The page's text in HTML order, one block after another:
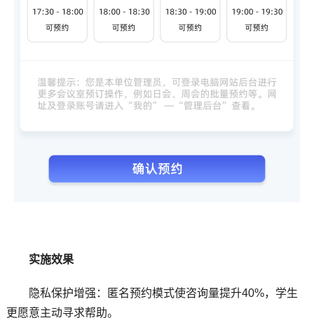
实施效果
隐私保护增强：匿名预约模式使咨询量提升40%，学生
更愿意主动寻求帮助。